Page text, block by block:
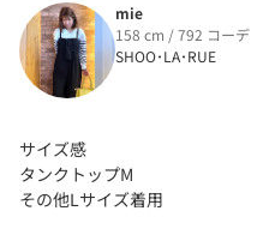
mie
158 cm / 792 コーデ
SHOO･LA･RUE
サイズ感
タンクトップM
その他Lサイズ着用